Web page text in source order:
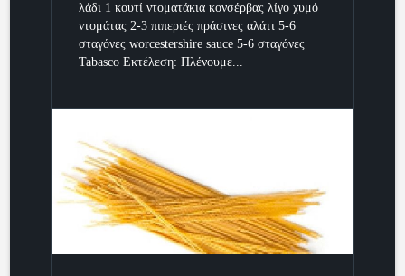
λάδι 1 κουτί ντοματάκια κονσέρβας λίγο χυμό
ντομάτας 2-3 πιπεριές πράσινες αλάτι 5-6
σταγόνες worcestershire sauce 5-6 σταγόνες
Tabasco Εκτέλεση: Πλένουμε...